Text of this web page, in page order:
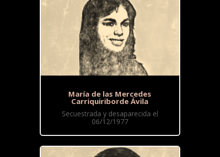
María de las Mercedes
Carriquiriborde Ávila
Secuestrada y desaparecida el
06/12/1977